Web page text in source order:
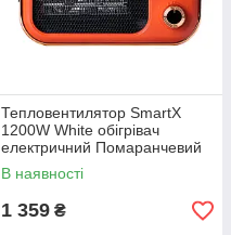
Тепловентилятор SmartX
1200W White обігрівач
електричний Помаранчевий
HPAQL039O
В наявності
1 359 ₴